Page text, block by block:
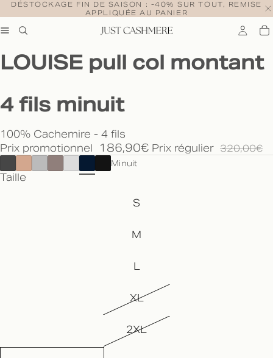
DÉSTOCKAGE FIN DE SAISON : -40% SUR TOUT, REMISE
APPLIQUÉE AU PANIER
LOUISE pull col montant
4 fils minuit
100% Cachemire - 4 fils
Prix promotionnel
186,90€ Prix régulier 320,00€
Minuit
Taille
S
M
L
XL
2XL